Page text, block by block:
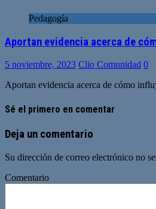
Pedagogía
Aportan evidencia acerca de
5 noviembre, 2023 Clio Comunidad 0
Aportan evidencia acerca de cómo
Sé el primero en comentar
Deja un comentario
Su dirección de correo electrónico no
Comentario